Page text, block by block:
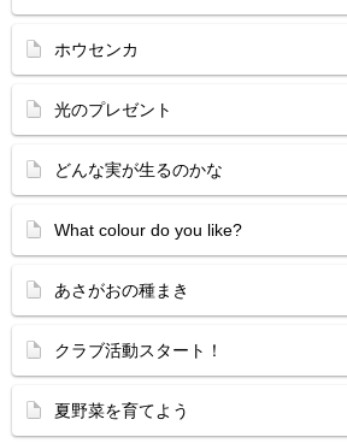
ホウセンカ
光のプレゼント
どんな実が生るのかな
What colour do you like?
あさがおの種まき
クラブ活動スタート！
夏野菜を育てよう